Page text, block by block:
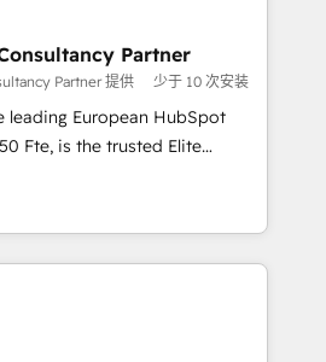
🔌 Integrating HubSpot
Training your teams to be
generation services using
, Data
& Platform
in HubSpot.
Partner
Partner 提供 少于 10 次安装
leading European HubSpot
Elite
achieving Commercial
targeted processes, we
transformation and minimize
we provide expertise to
we are fully